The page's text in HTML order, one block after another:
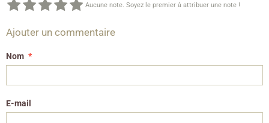
Aucune note. Soyez le premier à attribuer une note !
Ajouter un commentaire
Nom
E-mail